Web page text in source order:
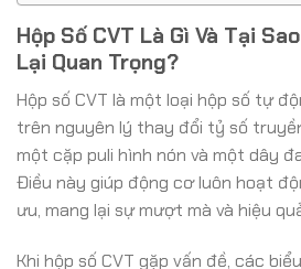
Hộp Số CVT Là Gì Và Tại
Lại Quan Trọng?
Hộp số CVT là một loại hộp số tự
trên nguyên lý thay đổi tỷ số
một cặp puli hình nón và một dây
Điều này giúp động cơ luôn hoạt
ưu, mang lại sự mượt mà và hiệu
Khi hộp số CVT gặp vấn đề, các